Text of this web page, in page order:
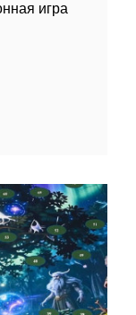
игра